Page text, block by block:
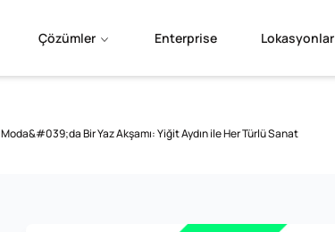
Çözümler Enterprise Lokasyonlar
Moda&#039;da Bir Yaz Akşamı: Yiğit Aydın ile Her Türlü Sanat